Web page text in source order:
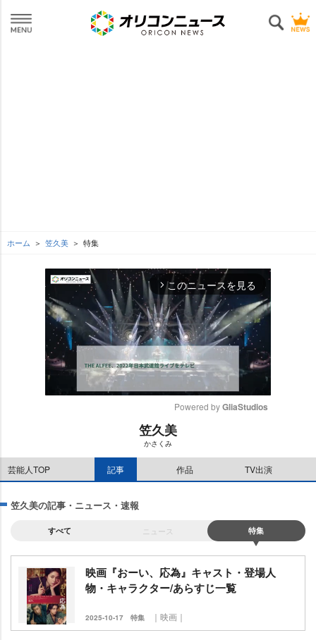
ホーム 笠久美 特集
arrow_forward_ios このニュースを見る
Powered by GliaStudios
笠久美
かさくみ
芸能人TOP 記事 作品 TV出演
笠久美の記事・ニュース・速報
すべて ニュース 特集
映画『おーい、応為』キャスト・登場人
物・キャラクター/あらすじ一覧
2025-10-17 特集 ｜映画｜